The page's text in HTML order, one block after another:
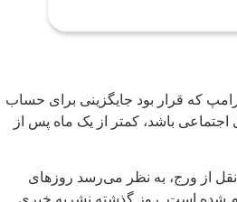
که قرار بود جایگزینی برای حساب
باشد، کمتر از یک ماه پس از
از ورج، به نظر می‌رسد روزهای
شده است. روز گذشته نشریه خبری